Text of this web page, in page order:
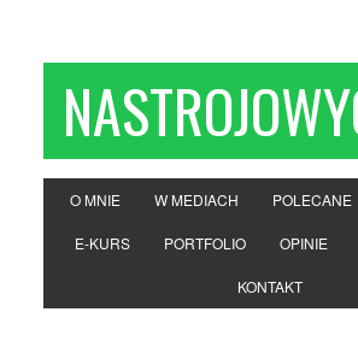
O MNIE W MEDIACH POLECANE
E-KURS PORTFOLIO OPINIE
KONTAKT